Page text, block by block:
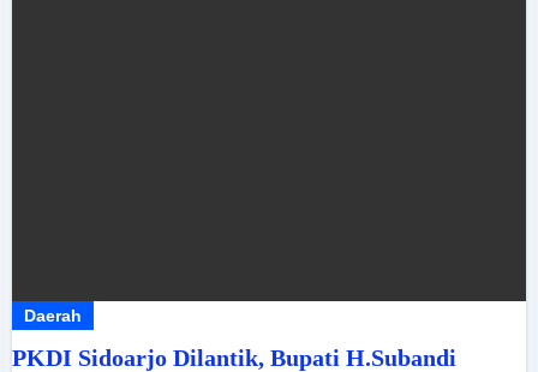
Daerah
PKDI Sidoarjo Dilantik, Bupati H.Subandi